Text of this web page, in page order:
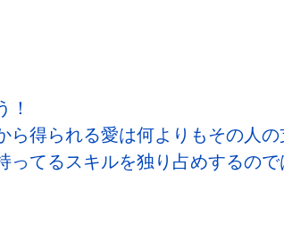
ら得られる愛は何よりもその人の
ってるスキルを独り占めするの